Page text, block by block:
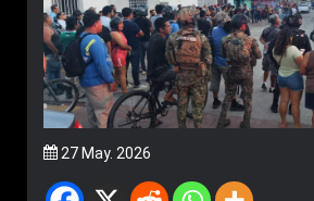
27 May. 2026